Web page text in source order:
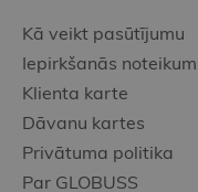
Kā veikt pasūtījumu
Iepirkšanās
Klienta karte
Dāvanu kartes
Privātuma politika
Par GLOBUSS